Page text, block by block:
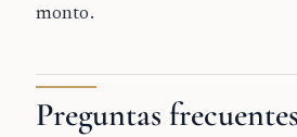
monto.
Preguntas frecuentes